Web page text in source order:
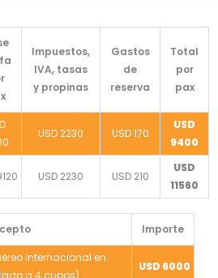
Impuestos,
IVA, tasas
y propinas
Gastos
de
reserva
Total
por
pax
USD 2230 USD 170
USD
9400
USD 2230 USD 210
USD
11560
Importe
internacional en
USD 6000